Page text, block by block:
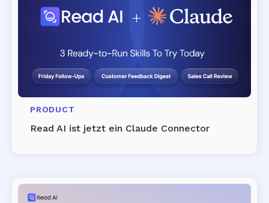
PRODUCT
Read AI ist jetzt ein Claude Connector